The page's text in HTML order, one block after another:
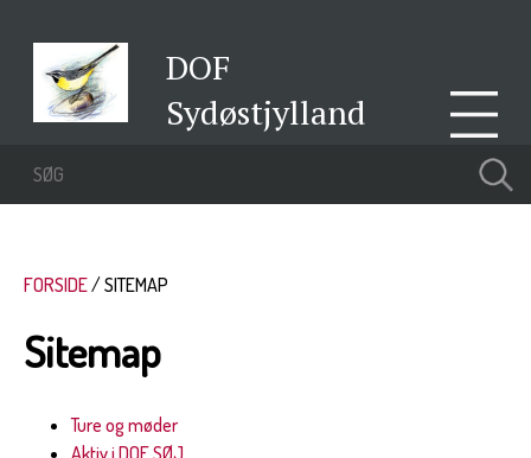
DOF
Sydøstjylland
FORSIDE SITEMAP
Sitemap
Ture og møder